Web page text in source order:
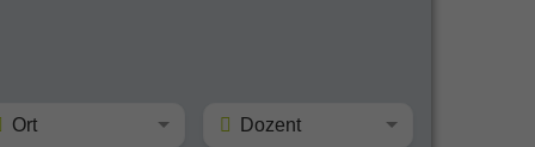
Ort Dozent